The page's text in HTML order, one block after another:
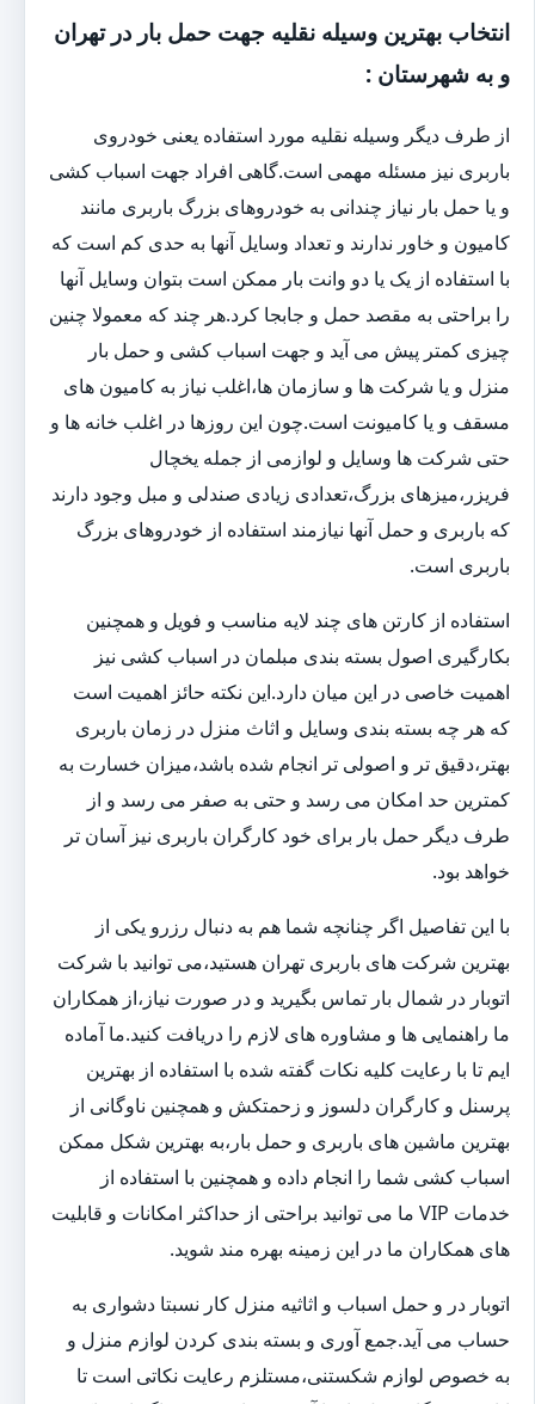
انتخاب بهترین وسیله نقلیه جهت حمل بار در تهران
و به شهرستان :
از طرف دیگر وسیله نقلیه مورد استفاده یعنی خودروی
باربری نیز مسئله مهمی است.گاهی افراد جهت اسباب کشی
و یا حمل بار نیاز چندانی به خودروهای بزرگ باربری مانند
کامیون و خاور ندارند و تعداد وسایل آنها به حدی کم است که
با استفاده از یک یا دو وانت بار ممکن است بتوان وسایل آنها
را براحتی به مقصد حمل و جابجا کرد.هر چند که معمولا چنین
چیزی کمتر پیش می آید و جهت اسباب کشی و حمل بار
منزل و یا شرکت ها و سازمان ها،اغلب نیاز به کامیون های
مسقف و یا کامیونت است.چون این روزها در اغلب خانه ها و
حتی شرکت ها وسایل و لوازمی از جمله یخچال
فریزر،میزهای بزرگ،تعدادی زیادی صندلی و مبل وجود دارند
که باربری و حمل آنها نیازمند استفاده از خودروهای بزرگ
باربری است.
استفاده از کارتن های چند لایه مناسب و فویل و همچنین
بکارگیری اصول بسته بندی مبلمان در اسباب کشی نیز
اهمیت خاصی در این میان دارد.این نکته حائز اهمیت است
که هر چه بسته بندی وسایل و اثاث منزل در زمان باربری
بهتر،دقیق تر و اصولی تر انجام شده باشد،میزان خسارت به
کمترین حد امکان می رسد و حتی به صفر می رسد و از
طرف دیگر حمل بار برای خود کارگران باربری نیز آسان تر
خواهد بود.
با این تفاصیل اگر چنانچه شما هم به دنبال رزرو یکی از
بهترین شرکت های باربری تهران هستید،می توانید با شرکت
اتوبار در شمال بار تماس بگیرید و در صورت نیاز،از همکاران
ما راهنمایی ها و مشاوره های لازم را دریافت کنید.ما آماده
ایم تا با رعایت کلیه نکات گفته شده با استفاده از بهترین
پرسنل و کارگران دلسوز و زحمتکش و همچنین ناوگانی از
بهترین ماشین های باربری و حمل بار،به بهترین شکل ممکن
اسباب کشی شما را انجام داده و همچنین با استفاده از
خدمات VIP ما می توانید براحتی از حداکثر امکانات و قابلیت
های همکاران ما در این زمینه بهره مند شوید.
اتوبار در و حمل اسباب و اثاثیه منزل کار نسبتا دشواری به
حساب می آید.جمع آوری و بسته بندی کردن لوازم منزل و
به خصوص لوازم شکستنی،مستلزم رعایت نکاتی است تا